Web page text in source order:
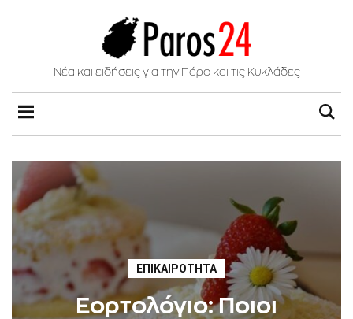
Νέα και ειδήσεις για την Πάρο και τις Κυκλάδες
ΕΠΙΚΑΙΡΌΤΗΤΑ
Εορτολόγιο: Ποιοι